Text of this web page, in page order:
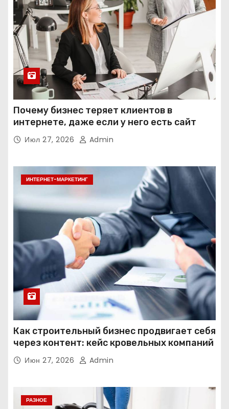
Почему бизнес теряет клиентов в
интернете, даже если у него есть сайт
Июл 27, 2026 Admin
ИНТЕРНЕТ-МАРКЕТИНГ
Как строительный бизнес продвигает себя
через контент: кейс кровельных компаний
Июн 27, 2026 Admin
РАЗНОЕ